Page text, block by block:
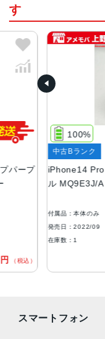
スペースブラック、
128GB
6.7インチ（対角）
IEC規格60529にも
枚構成のレンズ、
す
パープ
円 （税込）
iPhone14
ル MQ9E3J/
100%
中古Bランク
付属品：本体のみ
発売日：2022/09
在庫数：1
スマートフォン